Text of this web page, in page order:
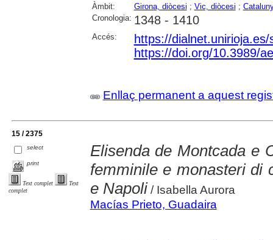
Àmbit:
Girona, diòcesi ; Vic, diòcesi ;
Cronologia: 1348 - 1410
Accés:
https://
https://doi.org/10.3989/
Enllaç permanent a aquest
15 / 2375
select
print
Text complet
Text
complet
Elisenda de Montcada e
femminile e monasteri di
e Napoli/ Isabella Aurora
Macías Prieto, Guadaira